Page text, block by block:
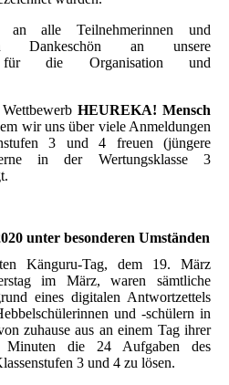
an alle Teilnehmerinnen und
Dankeschön an unsere
für die Organisation und
HEUREKA! Mensch
wir uns über viele Anmeldungen
3 und 4 freuen (jüngere
in der Wertungsklasse 3
unter besonderen Umständen
Känguru-Tag, dem 19. März
im März, waren sämtliche
eines digitalen Antwortzettels
und -schülern in
zuhause aus an einem Tag ihrer
die 24 Aufgaben des
3 und 4 zu lösen.